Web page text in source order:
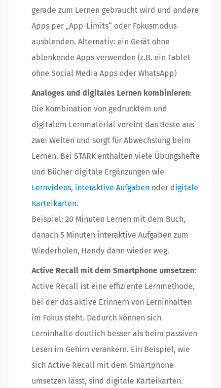
gerade zum Lernen gebraucht wird und andere
Apps per „App-Limits“ oder Fokusmodus
ausblenden. Alternativ: ein Gerät ohne
ablenkende Apps verwenden (z.B. ein Tablet
ohne Social Media Apps oder WhatsApp)
Analoges und digitales Lernen kombinieren:
Die Kombination von gedrucktem und
digitalem Lernmaterial vereint das Beste aus
zwei Welten und sorgt für Abwechslung beim
Lernen. Bei STARK enthalten viele Übungshefte
und Bücher digitale Ergänzungen wie
Lernvideos, interaktive Aufgaben oder digitale
Karteikarten.
Beispiel: 20 Minuten Lernen mit dem Buch,
danach 5 Minuten interaktive Aufgaben zum
Wiederholen, Handy dann wieder weg.
Active Recall mit dem Smartphone umsetzen:
Active Recall ist eine effiziente Lernmethode,
bei der das aktive Erinnern von Lerninhalten
im Fokus steht. Dadurch können sich
Lerninhalte deutlich besser als beim passiven
Lesen im Gehirn verankern. Ein Beispiel, wie
sich Active Recall mit dem Smartphone
umsetzen lässt, sind digitale Karteikarten.